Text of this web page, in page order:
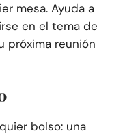
mesa. Ayuda a
en el tema de
próxima reunión
bolso: una